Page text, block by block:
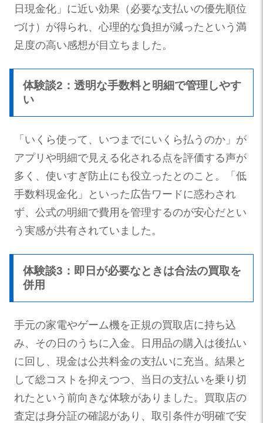
日現金化」に近い効果（必要な支払いの優先順位
づけ）が得られ、心理的な負担が減ったという満
足度の高い感想が目立ちました。
体験談2：透明な手数料と明細で管理しやす
い
「いくら使って、いつまでにいくら払うのか」が
アプリや明細で見える化される点を評価する声が
多く、使いすぎ防止にも役立ったとのこと。「低
手数料現金化」といった広告ワードに惑わされ
ず、公式の明細で費用を管理するのが安心だとい
う実感が共有されていました。
体験談3：即日が必要なときは合法の買取を
併用
手元の家電やゲーム機を正規の買取店に持ち込
み、その日のうちに入金。日用品の購入は後払い
に回し、現金は公共料金の支払いに充当。結果と
して総コストを抑えつつ、当日の支払いを乗り切
れたという前向きな体験がありました。買取店の
査定は身分証の確認があり、取引条件が明確で安